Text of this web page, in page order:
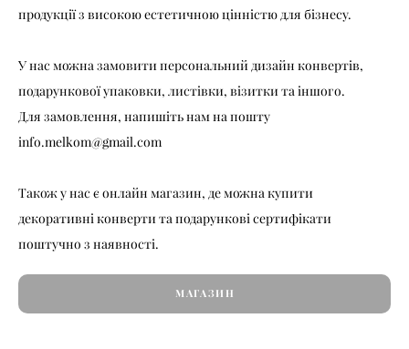
продукції з високою естетичною цінністю для бізнесу.
У нас можна замовити персональний дизайн конвертів,
подарункової упаковки, листівки, візитки та іншого.
Для замовлення, напишіть нам на пошту
info.melkom@gmail.com
Також у нас є онлайн магазин, де можна купити
декоративні конверти та подарункові сертифікати
поштучно з наявності.
МАГАЗИН